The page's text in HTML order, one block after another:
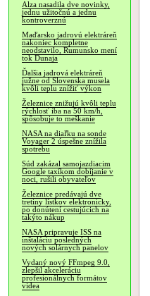
Alza nasadila dve novinky,
jednu užitočnú a jednu
kontroverznú
Maďarsko jadrovú elektráreň
nakoniec kompletne
neodstavilo, Rumunsko mení
tok Dunaja
Ďalšia jadrová elektráreň
južne od Slovenska musela
kvôli teplu znížiť výkon
Železnice znižujú kvôli teplu
rýchlosť iba na 50 km/h,
spôsobuje to meškanie
NASA na diaľku na sonde
Voyager 2 úspešne znížila
spotrebu
Súd zakázal samojazdiacim
Google taxíkom dobíjanie v
noci, rušili obyvateľov
Železnice predávajú dve
tretiny lístkov elektronicky,
po donútení cestujúcich na
takýto nákup
NASA pripravuje ISS na
inštaláciu posledných
nových solárnych panelov
Vydaný nový FFmpeg 9.0,
zlepšil akceleráciu
profesionálnych formátov
videa